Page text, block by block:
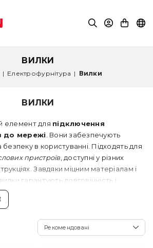
ВИЛКИ
| Електрофурнітура | Вилки
ВИЛКИ
елемент для підключення
до мережі . Вони забезпечують
безпеку в користуванні. Підходять для
пристроїв , доступні у різних
Завдяки міцним матеріалам і
гарантують довговічність і
Обирайте якісні вилки для
техніки!
Рекомендовані